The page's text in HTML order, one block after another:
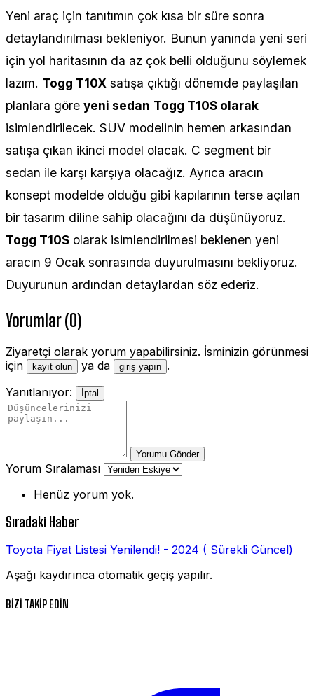
Yeni araç için tanıtımın çok kısa bir süre sonra
detaylandırılması bekleniyor. Bunun yanında yeni seri
için yol haritasının da az çok belli olduğunu söylemek
lazım. Togg T10X satışa çıktığı dönemde paylaşılan
planlara göre yeni sedan Togg T10S olarak
isimlendirilecek. SUV modelinin hemen arkasından
satışa çıkan ikinci model olacak. C segment bir
sedan ile karşı karşıya olacağız. Ayrıca aracın
konsept modelde olduğu gibi kapılarının terse açılan
bir tasarım diline sahip olacağını da düşünüyoruz.
Togg T10S olarak isimlendirilmesi beklenen yeni
aracın 9 Ocak sonrasında duyurulmasını bekliyoruz.
Duyurunun ardından detaylardan söz ederiz.
Yorumlar (0)
Ziyaretçi olarak yorum yapabilirsiniz. İsminizin görünmesi
için
kayıt olun ya da giriş yapın .
Yanıtlanıyor:
İptal
Yorumu Gönder
Yorum Sıralaması
Henüz yorum yok.
Sıradaki Haber
Toyota Fiyat Listesi Yenilendi! - 2024 ( Sürekli Güncel)
Aşağı kaydırınca otomatik geçiş yapılır.
BİZİ TAKİP EDİN